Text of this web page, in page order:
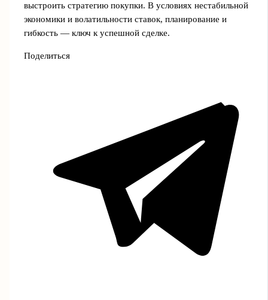
выстроить стратегию покупки. В условиях нестабильной
экономики и волатильности ставок, планирование и
гибкость — ключ к успешной сделке.
Поделиться